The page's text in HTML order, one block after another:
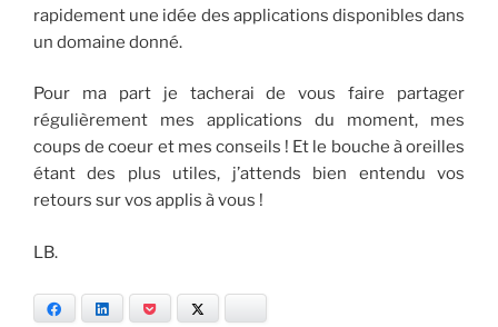
rapidement une idée des applications disponibles dans
un domaine donné.
Pour ma part je tacherai de vous faire partager
régulièrement mes applications du moment, mes
coups de coeur et mes conseils ! Et le bouche à oreilles
étant des plus utiles, j’attends bien entendu vos
retours sur vos applis à vous !
LB.
Facebook LinkedIn Pocket